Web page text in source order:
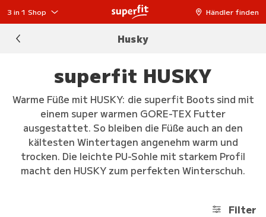
3 in 1 Shop Händler finden
Husky
superfit HUSKY
Warme Füße mit HUSKY: die superfit Boots sind mit
einem super warmen GORE-TEX Futter
ausgestattet. So bleiben die Füße auch an den
kältesten Wintertagen angenehm warm und
trocken. Die leichte PU-Sohle mit starkem Profil
macht den HUSKY zum perfekten Winterschuh.
Filter